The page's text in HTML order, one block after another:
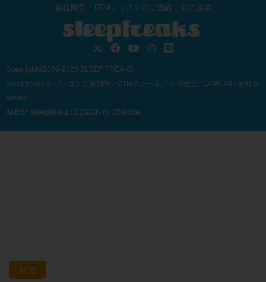
目次
会社概要 DTMレッスンのご受講 協力企業
Copyright©2009-2026 SLEEP FREAKS
Sleepfreaks © パソコン音楽制作／DTMスクール／DTM教室／DAW .All rights re
served.
Author: sleepfreaks / DESIGN by Chiiibow.